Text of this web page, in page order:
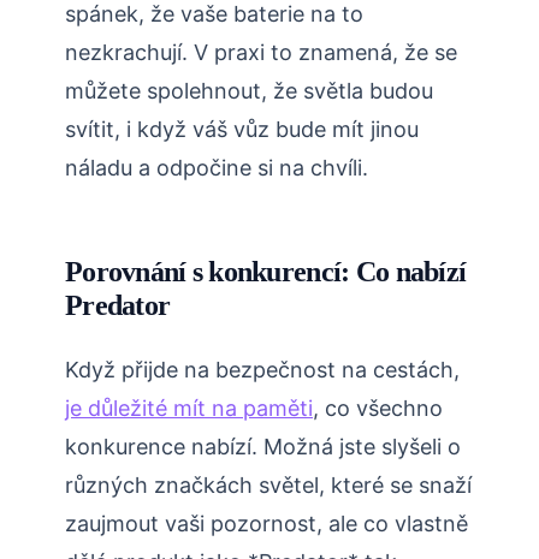
spánek, že vaše baterie na to
nezkrachují. V praxi to znamená, že se
můžete spolehnout, že světla budou
svítit, i když váš vůz bude mít jinou
náladu a odpočine si na chvíli.
Porovnání s konkurencí: Co nabízí
Predator
Když přijde na bezpečnost na cestách,
je důležité mít na paměti, co všechno
konkurence nabízí. Možná jste slyšeli o
různých značkách světel, které se snaží
zaujmout vaši pozornost, ale co vlastně